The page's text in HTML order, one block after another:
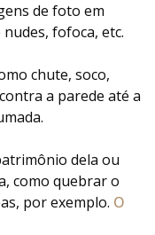
de foto em
fofoca, etc.
chute, soco,
a parede até a
dela ou
como quebrar o
por exemplo. O